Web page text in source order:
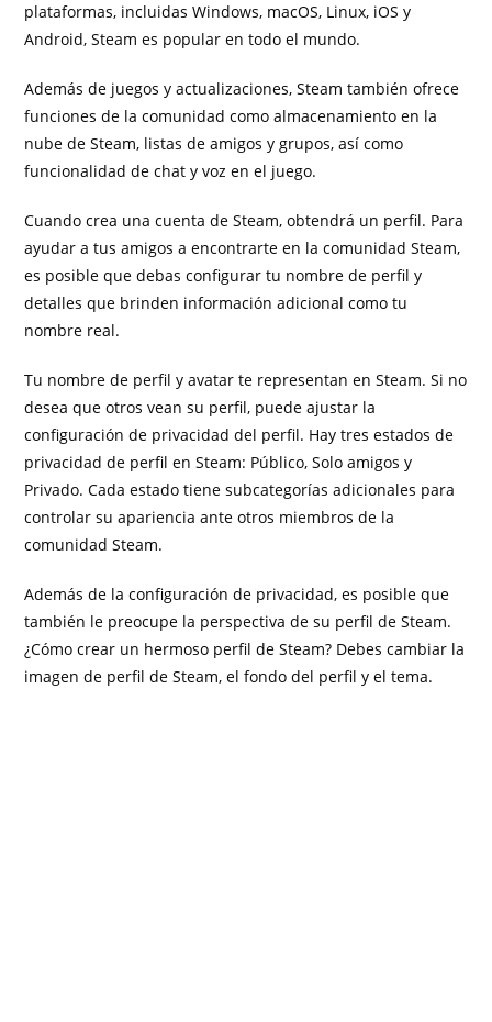
plataformas, incluidas Windows, macOS, Linux, iOS y
Android, Steam es popular en todo el mundo.
Además de juegos y actualizaciones, Steam también ofrece
funciones de la comunidad como almacenamiento en la
nube de Steam, listas de amigos y grupos, así como
funcionalidad de chat y voz en el juego.
Cuando crea una cuenta de Steam, obtendrá un perfil. Para
ayudar a tus amigos a encontrarte en la comunidad Steam,
es posible que debas configurar tu nombre de perfil y
detalles que brinden información adicional como tu
nombre real.
Tu nombre de perfil y avatar te representan en Steam. Si no
desea que otros vean su perfil, puede ajustar la
configuración de privacidad del perfil. Hay tres estados de
privacidad de perfil en Steam: Público, Solo amigos y
Privado. Cada estado tiene subcategorías adicionales para
controlar su apariencia ante otros miembros de la
comunidad Steam.
Además de la configuración de privacidad, es posible que
también le preocupe la perspectiva de su perfil de Steam.
¿Cómo crear un hermoso perfil de Steam? Debes cambiar la
imagen de perfil de Steam, el fondo del perfil y el tema.